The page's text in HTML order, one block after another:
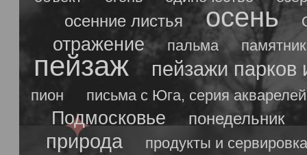
осенние листья осень
отражение пальма памятник
пейзаж пейзажи парков
пион письма с Юга, серия акварелей
Подмосковье понедельник
природа продукты и сервировка